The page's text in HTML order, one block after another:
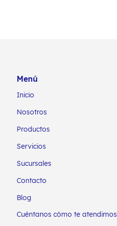
Menú
Inicio
Nosotros
Productos
Servicios
Sucursales
Contacto
Blog
Cuéntanos cómo te atendimos